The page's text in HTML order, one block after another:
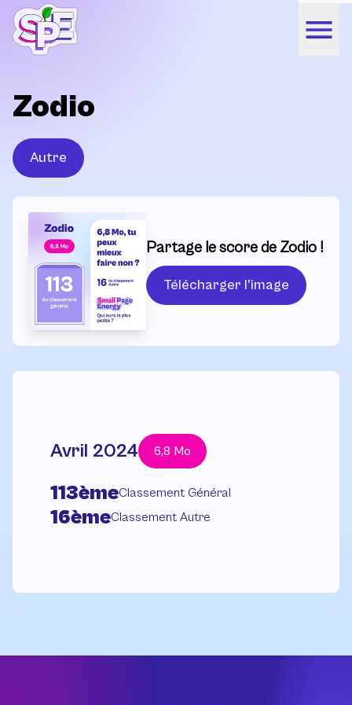
Zodio
Autre
Partage le score de Zodio !
Télécharger l'image
Avril 2024 6,8 Mo
113èmeClassement Général
16èmeClassement Autre